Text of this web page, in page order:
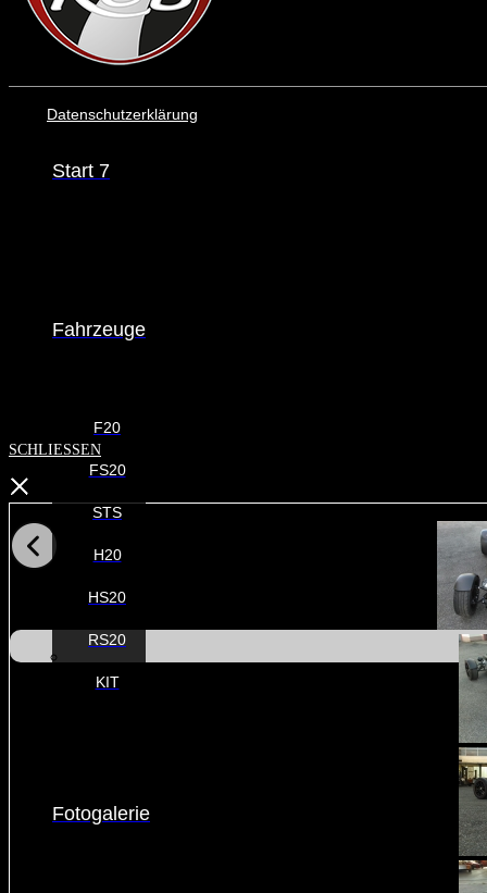
Datenschutzerklärung
Start 7
Fahrzeuge
F20
FS20
STS
H20
HS20
RS20
KIT
Fotogalerie
SCHLIESSEN